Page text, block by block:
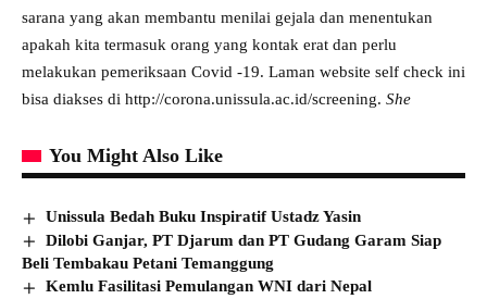
sarana yang akan membantu menilai gejala dan menentukan
apakah kita termasuk orang yang kontak erat dan perlu
melakukan pemeriksaan Covid -19. Laman website self check ini
bisa diakses di http://corona.unissula.ac.id/screening. She
You Might Also Like
Unissula Bedah Buku Inspiratif Ustadz Yasin
Dilobi Ganjar, PT Djarum dan PT Gudang Garam Siap
Beli Tembakau Petani Temanggung
Kemlu Fasilitasi Pemulangan WNI dari Nepal